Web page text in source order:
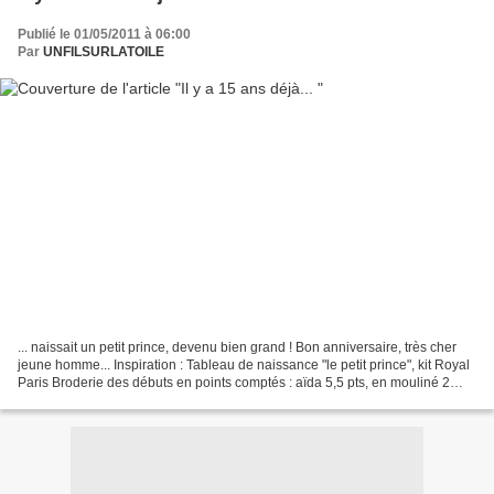
Publié le 01/05/2011 à 06:00
Par UNFILSURLATOILE
... naissait un petit prince, devenu bien grand ! Bon anniversaire, très cher
jeune homme... Inspiration : Tableau de naissance "le petit prince", kit Royal
Paris Broderie des débuts en points comptés : aïda 5,5 pts, en mouliné 2